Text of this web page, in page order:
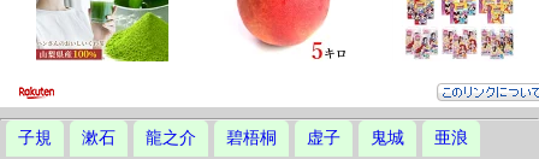
子規 漱石 龍之介 碧梧桐 虚子 鬼城 亜浪